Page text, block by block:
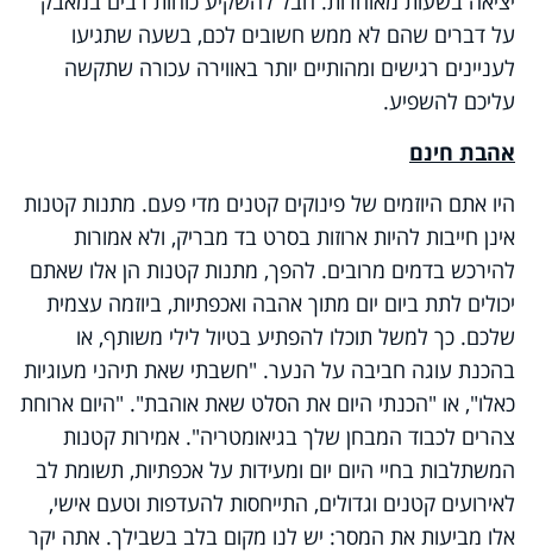
על דברים שהם לא ממש חשובים לכם, בשעה שתגיעו
לעניינים רגישים ומהותיים יותר באווירה עכורה שתקשה
עליכם להשפיע.
אהבת חינם
היו אתם היוזמים של פינוקים קטנים מדי פעם. מתנות קטנות
אינן חייבות להיות ארוזות בסרט בד מבריק, ולא אמורות
להירכש בדמים מרובים. להפך, מתנות קטנות הן אלו שאתם
יכולים לתת ביום יום מתוך אהבה ואכפתיות, ביוזמה עצמית
שלכם. כך למשל תוכלו להפתיע בטיול לילי משותף, או
בהכנת עוגה חביבה על הנער. "חשבתי שאת תיהני מעוגיות
כאלו", או "הכנתי היום את הסלט שאת אוהבת". "היום ארוחת
צהרים לכבוד המבחן שלך בגיאומטריה". אמירות קטנות
המשתלבות בחיי היום יום ומעידות על אכפתיות, תשומת לב
לאירועים קטנים וגדולים, התייחסות להעדפות וטעם אישי,
אלו מביעות את המסר: יש לנו מקום בלב בשבילך. אתה יקר